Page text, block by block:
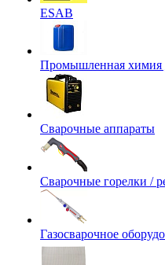
ESAB
Промышленная химия
Сварочные аппараты
Сварочные горелки /
Газосварочное